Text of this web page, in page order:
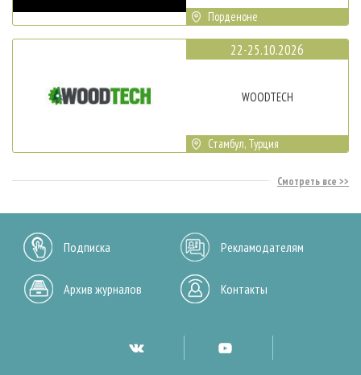
Порденоне
22-25.10.2026
WOODTECH
Стамбул, Турция
Смотреть все
Подписка Рекламодателям
Архив журналов Контакты